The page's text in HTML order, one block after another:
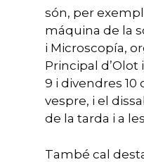
són, per
máquina de la
i Microscopía,
Principal d’Olot
9 i divendres 10
vespre, i el
de la tarda i a
També cal